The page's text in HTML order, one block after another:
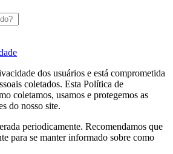
dos usuários e está comprometida
coletados. Esta Política de
coletamos, usamos e protegemos as
do nosso site.
periodicamente. Recomendamos que
para se manter informado sobre como